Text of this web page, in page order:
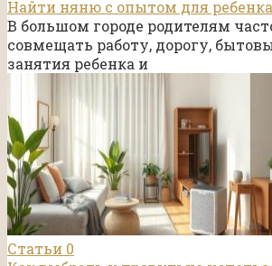
Найти няню с опытом для
В большом городе родителям
совмещать работу, дорогу,
занятия ребенка и
Статьи 0